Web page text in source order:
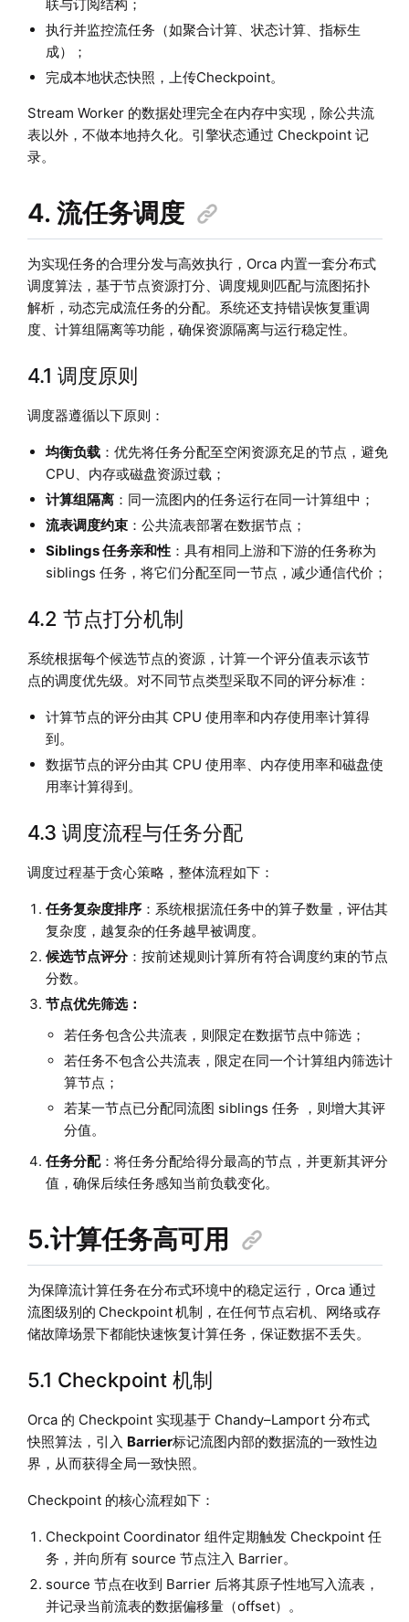
联与订阅结构；
执行并监控流任务（如聚合计算、状态计算、指标生
成）；
完成本地状态快照，上传Checkpoint。
Stream Worker 的数据处理完全在内存中实现，除公共流
表以外，不做本地持久化。引擎状态通过 Checkpoint 记
录。
4. 流任务调度
为实现任务的合理分发与高效执行，Orca 内置一套分布式
调度算法，基于节点资源打分、调度规则匹配与流图拓扑
解析，动态完成流任务的分配。系统还支持错误恢复重调
度、计算组隔离等功能，确保资源隔离与运行稳定性。
4.1 调度原则
调度器遵循以下原则：
均衡负载：优先将任务分配至空闲资源充足的节点，避免
CPU、内存或磁盘资源过载；
计算组隔离：同一流图内的任务运行在同一计算组中；
流表调度约束：公共流表部署在数据节点；
Siblings 任务亲和性：具有相同上游和下游的任务称为
siblings 任务，将它们分配至同一节点，减少通信代价；
4.2 节点打分机制
系统根据每个候选节点的资源，计算一个评分值表示该节
点的调度优先级。对不同节点类型采取不同的评分标准：
计算节点的评分由其 CPU 使用率和内存使用率计算得
到。
数据节点的评分由其 CPU 使用率、内存使用率和磁盘使
用率计算得到。
4.3 调度流程与任务分配
调度过程基于贪心策略，整体流程如下：
任务复杂度排序：系统根据流任务中的算子数量，评估其
复杂度，越复杂的任务越早被调度。
候选节点评分：按前述规则计算所有符合调度约束的节点
分数。
节点优先筛选：
若任务包含公共流表，则限定在数据节点中筛选；
若任务不包含公共流表，限定在同一个计算组内筛选计
算节点；
若某一节点已分配同流图 siblings 任务 ，则增大其评
分值。
任务分配：将任务分配给得分最高的节点，并更新其评分
值，确保后续任务感知当前负载变化。
5.计算任务高可用
为保障流计算任务在分布式环境中的稳定运行，Orca 通过
流图级别的 Checkpoint 机制，在任何节点宕机、网络或存
储故障场景下都能快速恢复计算任务，保证数据不丢失。
5.1 Checkpoint 机制
Orca 的 Checkpoint 实现基于 Chandy–Lamport 分布式
快照算法，引入 Barrier标记流图内部的数据流的一致性边
界，从而获得全局一致快照。
Checkpoint 的核心流程如下：
Checkpoint Coordinator 组件定期触发 Checkpoint 任
务，并向所有 source 节点注入 Barrier。
source 节点在收到 Barrier 后将其原子性地写入流表，
并记录当前流表的数据偏移量（offset）。